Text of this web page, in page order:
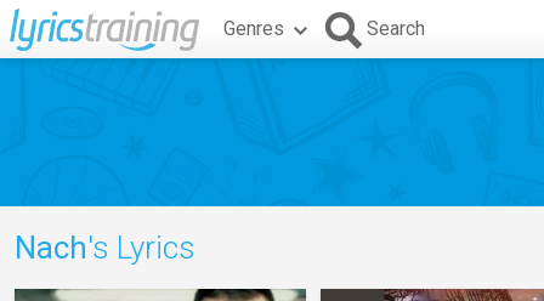
Genres Search
Nach's Lyrics